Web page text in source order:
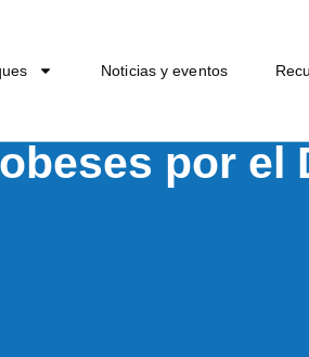
Noticias y eventos
por el